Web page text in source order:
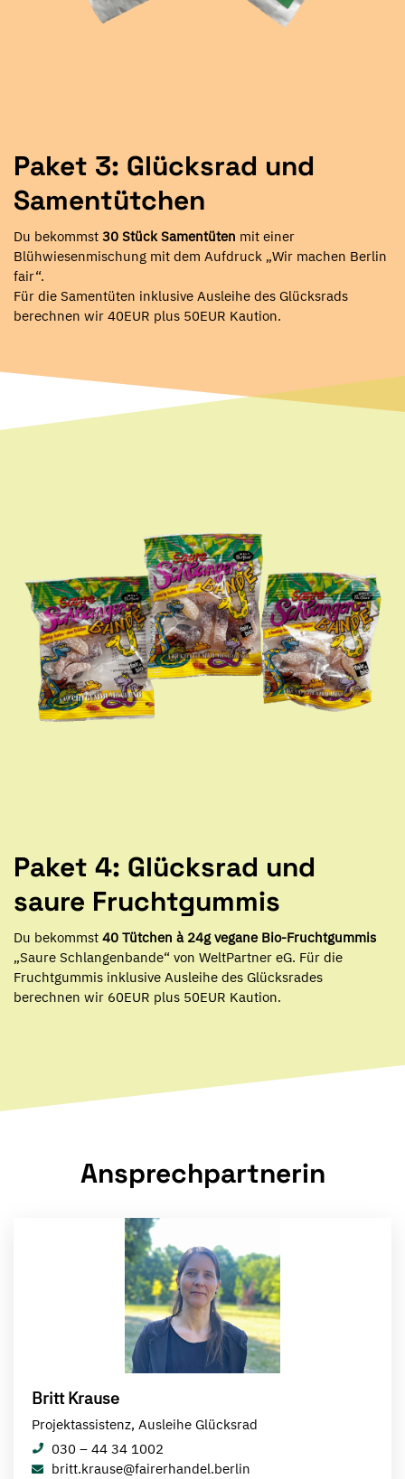
Paket 3: Glücksrad und
Samentütchen
Du bekommst 30 Stück Samentüten mit einer
Blühwiesenmischung mit dem Aufdruck „Wir machen Berlin
fair“.
Für die Samentüten inklusive Ausleihe des Glücksrads
berechnen wir 40EUR plus 50EUR Kaution.
Paket 4: Glücksrad und
saure Fruchtgummis
Du bekommst 40 Tütchen à 24g vegane Bio-Fruchtgummis
„Saure Schlangenbande“ von WeltPartner eG. Für die
Fruchtgummis inklusive Ausleihe des Glücksrades
berechnen wir 60EUR plus 50EUR Kaution.
Ansprechpartnerin
Britt Krause
Projektassistenz, Ausleihe Glücksrad
030 – 44 34 1002
britt.krause@fairerhandel.berlin